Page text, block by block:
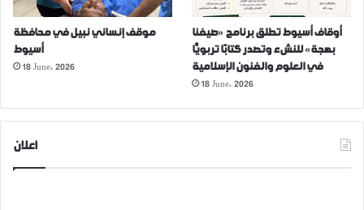
موقف إنساني نبيل في محافظة
أسيوط
18 June، 2026
أوقاف أسيوط تطلق برنامج «صيفنا
بهجة» للنشء وتصدر كتابًا تربويًّا
في العلوم والفنون الإسلامية
18 June، 2026
اعلان